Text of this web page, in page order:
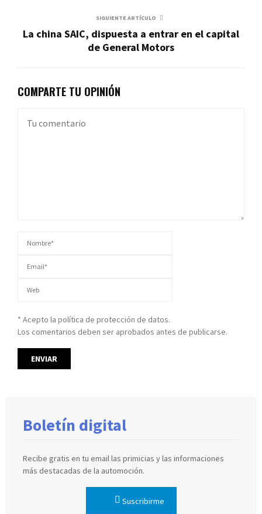
SIGUIENTE ARTÍCULO
La china SAIC, dispuesta a entrar en el capital
de General Motors
COMPARTE TU OPINIÓN
* Acepto la política de protección de datos.
Los comentarios deben ser aprobados antes de publicarse.
Boletín digital
Recibe gratis en tu email las primicias y las informaciones
más destacadas de la automoción.
Suscribirme